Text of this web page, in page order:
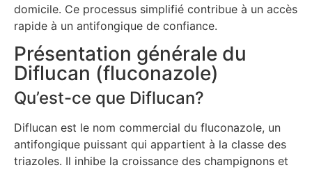
domicile. Ce processus simplifié contribue à un accès
rapide à un antifongique de confiance.
Présentation générale du
Diflucan (fluconazole)
Qu’est-ce que Diflucan?
Diflucan est le nom commercial du fluconazole, un
antifongique puissant qui appartient à la classe des
triazoles. Il inhibe la croissance des champignons et